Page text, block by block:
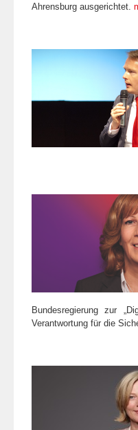
Ahrensburg ausgerichtet.
Bundesregierung zur
Verantwortung für die